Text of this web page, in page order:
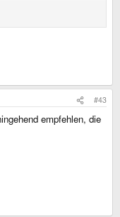
#43
empfehlen, die